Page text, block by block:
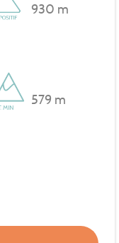
930 m
579 m